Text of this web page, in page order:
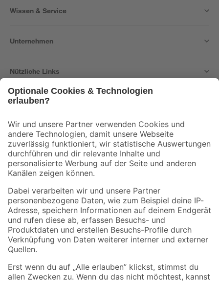
Wissen & Service
Unternehmen
Nützliche Links
Der toom Newsletter: Keine Angebote und Aktionen mehr verpassen!
Zur Newsletter Anmeldung
Folge uns
Zahlungsarten Versandarten
Sicher einkaufen